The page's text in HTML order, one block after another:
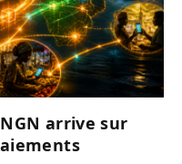
arrive sur